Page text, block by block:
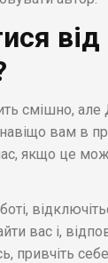
смішно, але
вам в
якщо це
вас і,
привчіть